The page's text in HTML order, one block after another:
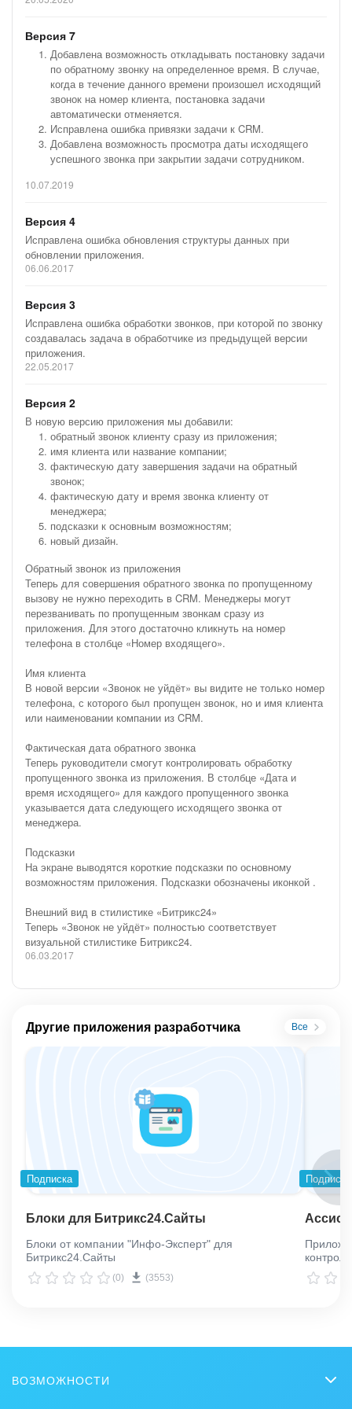
Версия 7
Добавлена возможность откладывать постановку задачи
по обратному звонку на определенное время. В случае,
когда в течение данного времени произошел исходящий
звонок на номер клиента, постановка задачи
автоматически отменяется.
Исправлена ошибка привязки задачи к CRM.
Добавлена возможность просмотра даты исходящего
успешного звонка при закрытии задачи сотрудником.
10.07.2019
Версия 4
Исправлена ошибка обновления структуры данных при
обновлении приложения.
06.06.2017
Версия 3
Исправлена ошибка обработки звонков, при которой по звонку
создавалась задача в обработчике из предыдущей версии
приложения.
22.05.2017
Версия 2
В новую версию приложения мы добавили:
обратный звонок клиенту сразу из приложения;
имя клиента или название компании;
фактическую дату завершения задачи на обратный
звонок;
фактическую дату и время звонка клиенту от
менеджера;
подсказки к основным возможностям;
новый дизайн.
Обратный звонок из приложения
Теперь для совершения обратного звонка по пропущенному
вызову не нужно переходить в CRM. Менеджеры могут
перезванивать по пропущенным звонкам сразу из
приложения. Для этого достаточно кликнуть на номер
телефона в столбце «Номер входящего».
Имя клиента
В новой версии «Звонок не уйдёт» вы видите не только номер
телефона, с которого был пропущен звонок, но и имя клиента
или наименовании компании из CRM.
Фактическая дата обратного звонка
Теперь руководители смогут контролировать обработку
пропущенного звонка из приложения. В столбце «Дата и
время исходящего» для каждого пропущенного звонка
указывается дата следующего исходящего звонка от
менеджера.
Подсказки
На экране выводятся короткие подсказки по основному
возможностям приложения. Подсказки обозначены иконкой .
Внешний вид в стилистике «Битрикс24»
Теперь «Звонок не уйдёт» полностью соответствует
визуальной стилистике Битрикс24.
06.03.2017
Другие приложения разработчика Все
Подписка
Блоки для Битрикс24.Сайты
Блоки от компании "Инфо-Эксперт" для
Битрикс24.Сайты
(0) (3553)
Подписка
ВОЗМОЖНОСТИ